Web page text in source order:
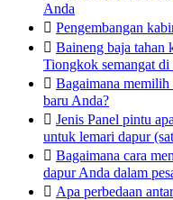
Anda
 Pengembangan
 Baineng baja tahan
Tiongkok semangat
 Bagaimana
baru Anda?
 Jenis Panel pintu
untuk lemari dapur
 Bagaimana cara
dapur Anda dalam
 Apa perbedaan